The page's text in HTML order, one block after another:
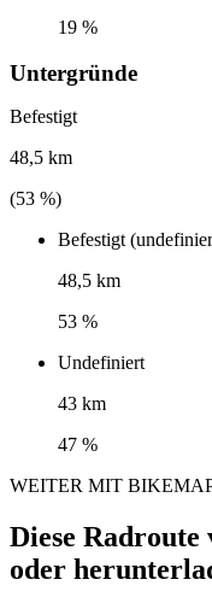
19 %
Untergründe
Befestigt
48,5 km
(53 %)
Befestigt
48,5 km
53 %
Undefiniert
43 km
47 %
WEITER MIT
Diese Radroute
oder